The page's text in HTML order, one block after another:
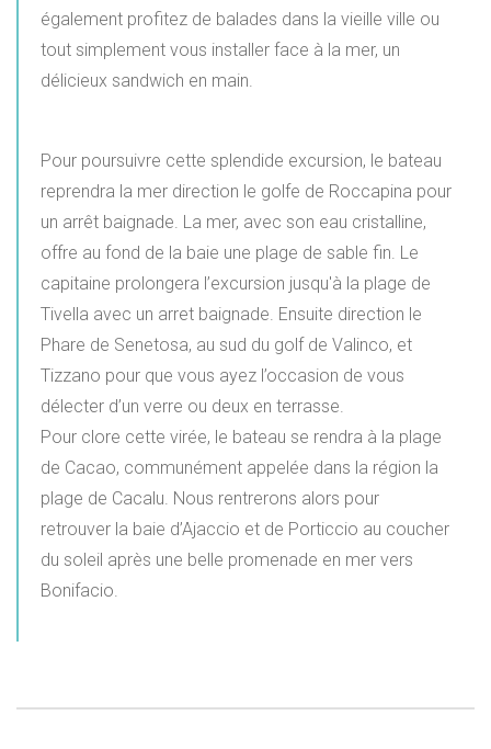
également profitez de balades dans la vieille ville ou
tout simplement vous installer face à la mer, un
délicieux sandwich en main.
Pour poursuivre cette splendide excursion, le bateau
reprendra la mer direction le golfe de Roccapina pour
un arrêt baignade. La mer, avec son eau cristalline,
offre au fond de la baie une plage de sable fin. Le
capitaine prolongera l’excursion jusqu'à la plage de
Tivella avec un arret baignade. Ensuite direction le
Phare de Senetosa, au sud du golf de Valinco, et
Tizzano pour que vous ayez l’occasion de vous
délecter d’un verre ou deux en terrasse.
Pour clore cette virée, le bateau se rendra à la plage
de Cacao, communément appelée dans la région la
plage de Cacalu. Nous rentrerons alors pour
retrouver la baie d’Ajaccio et de Porticcio au coucher
du soleil après une belle promenade en mer vers
Bonifacio.